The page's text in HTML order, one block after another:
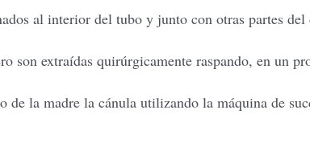
al interior del tubo y junto con otras partes
son extraídas quirúrgicamente raspando, en un
de la madre la cánula utilizando la máquina de